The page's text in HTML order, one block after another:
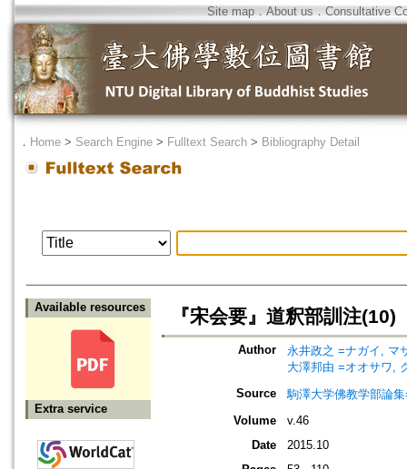
Site map．About us ． Consultative
． Home > Search Engine > Fulltext Search > Bibliography Detail
Available resources
Extra service
『宋会要』道釈部訓注(10)
Author
永井政之 =ナガイ, マ
大澤邦由 =オオサワ,
Source
駒澤大学佛教学部論
Volume
v.46
Date
2015.10